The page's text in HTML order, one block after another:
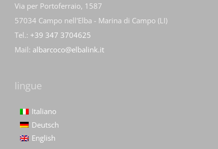
Via per Portoferraio, 1587
57034 Campo nell'Elba - Marina di Campo (LI)
Tel.: +39 347 3704625
Mail: albarcoco@elbalink.it
lingue
Italiano
Deutsch
English